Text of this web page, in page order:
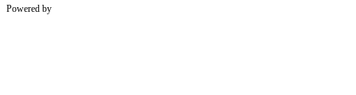
Powered by